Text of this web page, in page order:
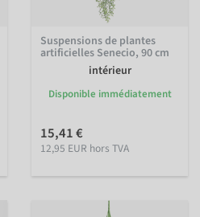
Suspensions de plantes
artificielles Senecio, 90 cm
intérieur
Disponible immédiatement
15,41 €
12,95 EUR hors TVA